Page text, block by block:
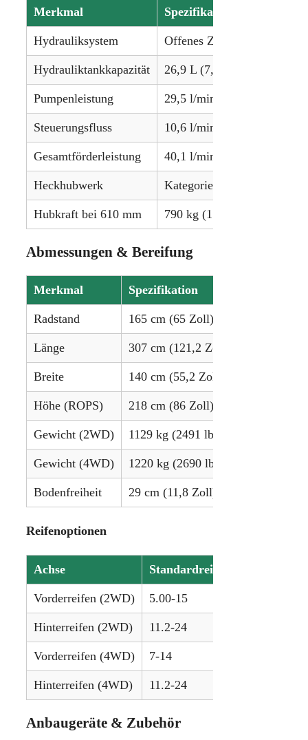
Merkmal Spezifikation
Hydrauliksystem Offenes Zentrum
Hydrauliktankkapazität 26,9 L (7,1 gal)
Pumpenleistung 29,5 l/min (7,8 gpm)
Steuerungsfluss 10,6 l/min (2,8 gpm)
Gesamtförderleistung 40,1 l/min (10,6 gpm)
Heckhubwerk Kategorie I
Hubkraft bei 610 mm 790 kg (1742 lbs)
Abmessungen & Bereifung
Merkmal Spezifikation
Radstand 165 cm (65 Zoll)
Länge 307 cm (121,2 Zoll)
Breite 140 cm (55,2 Zoll)
Höhe (ROPS) 218 cm (86 Zoll)
Gewicht (2WD) 1129 kg (2491 lbs)
Gewicht (4WD) 1220 kg (2690 lbs)
Bodenfreiheit 29 cm (11,8 Zoll)
Reifenoptionen
Achse Standardreifen (Agrar)
Vorderreifen (2WD) 5.00-15
Hinterreifen (2WD) 11.2-24
Vorderreifen (4WD) 7-14
Hinterreifen (4WD) 11.2-24
Anbaugeräte & Zubehör